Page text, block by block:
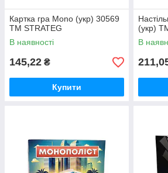
Картка гра Mono (укр) 30569
ТМ STRATEG
В наявності
145,22 ₴
Купити
(укр)
В